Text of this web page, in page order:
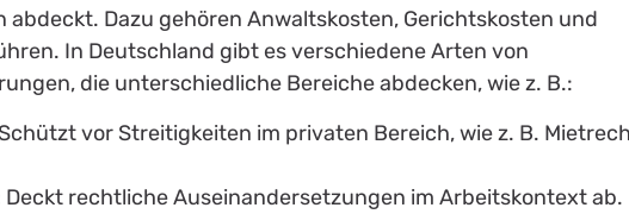
Dazu gehören Anwaltskosten, Gerichtskosten und
In Deutschland gibt es verschiedene Arten von
die unterschiedliche Bereiche abdecken, wie z. B.:
vor Streitigkeiten im privaten Bereich, wie z. B.
Deckt rechtliche Auseinandersetzungen im Arbeitskontext ab.